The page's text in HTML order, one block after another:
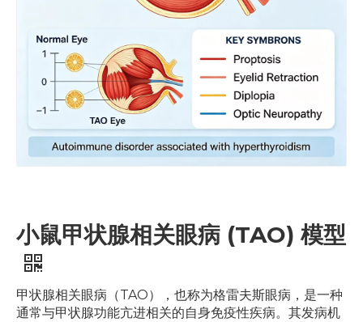
小鼠甲状腺相关眼病 (TAO) 模型
甲状腺相关眼病（TAO），也称为格雷夫斯眼病，是一种
通常与甲状腺功能亢进相关的自身免疫性疾病。其发病机